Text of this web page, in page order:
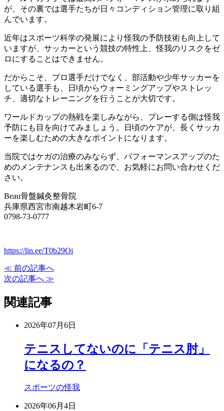
が、その裏では選手たちが日々コンディション管理に取り組
んでいます。
近年はスポーツ科学の発展により怪我の予防技術も向上して
いますが、サッカーという競技の特性上、怪我のリスクをゼ
ロにすることはできません。
だからこそ、プロ選手だけでなく、部活動や少年サッカーを
している選手も、日頃からウォーミングアップやストレッ
チ、適切なトレーニングを行うことが大切です。
ワールドカップの熱戦を楽しみながら、プレーする側は怪我
予防にも目を向けてみましょう。日頃のケアが、長くサッカ
ーを楽しむための大きなポイントになります。
当院ではケガの治療のみならず、パフォーマンスアップのた
めのメンテナンスも出来るので、お気軽にお問い合わせくだ
さい。
Beau骨盤鍼灸整骨院
兵庫県西宮市南越木岩町6-7
0798-73-0777
https://lin.ee/T0b29Oi
≪ 前の記事へ
次の記事へ ≫
関連記事
2026年07月6日
テニスしてないのに「テニス肘」
になるの？
スポーツの怪我
2026年06月4日